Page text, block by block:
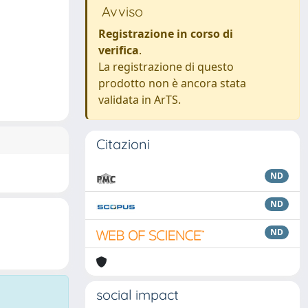
Avviso
Registrazione in corso di
verifica.
La registrazione di questo
prodotto non è ancora stata
validata in ArTS.
Citazioni
ND
ND
ND
social impact